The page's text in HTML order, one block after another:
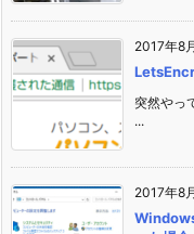
2017年8
突然やっ
...
2017年8